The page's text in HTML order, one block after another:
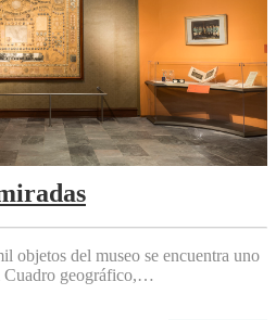
objetos del museo se encuentra uno
Cuadro geográfico,…